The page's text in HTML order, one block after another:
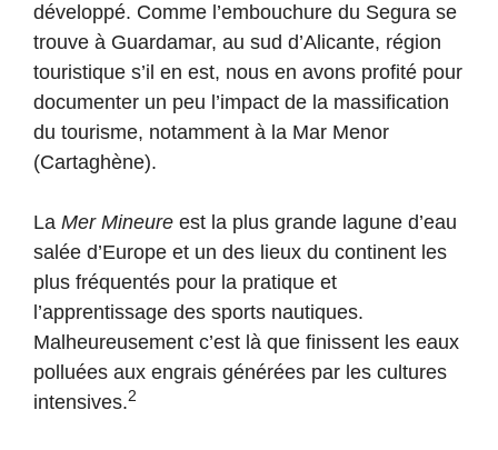
développé. Comme l’embouchure du Segura se
trouve à Guardamar, au sud d’Alicante, région
touristique s’il en est, nous en avons profité pour
documenter un peu l’impact de la massification
du tourisme, notamment à la Mar Menor
(Cartaghène).
La Mer Mineure est la plus grande lagune d’eau
salée d’Europe et un des lieux du continent les
plus fréquentés pour la pratique et
l’apprentissage des sports nautiques.
Malheureusement c’est là que finissent les eaux
polluées aux engrais générées par les cultures
intensives.2